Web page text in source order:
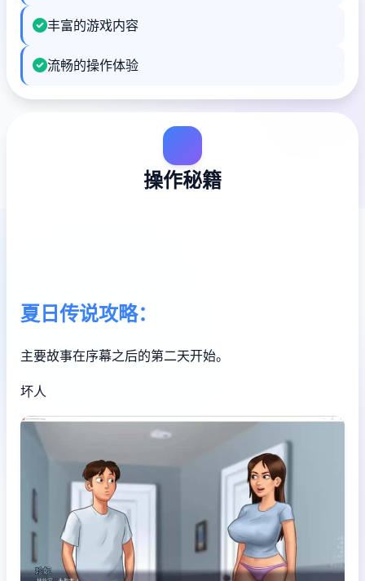
丰富的游戏内容
流畅的操作体验
操作秘籍
夏日传说攻略：
主要故事在序幕之后的第二天开始。
坏人